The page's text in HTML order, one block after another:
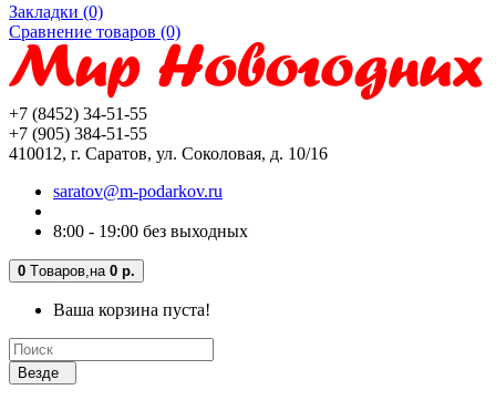
Закладки (0)
Сравнение товаров (0)
+7 (8452) 34-51-55
+7 (905) 384-51-55
410012, г. Саратов, ул. Соколовая, д. 10/16
saratov@m-podarkov.ru
8:00 - 19:00 без выходных
0 Tоваров, на 0 р.
Ваша корзина пуста!
Везде